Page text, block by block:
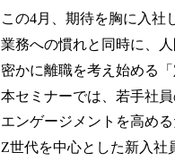
この4月、期待を胸に入社
業務への慣れと同時に、
密かに離職を考え始める
本セミナーでは、若手社員
エンゲージメントを高め
Z世代を中心とした新入社